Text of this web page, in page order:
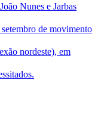
Nunes e Jarbas
de movimento
nordeste), em